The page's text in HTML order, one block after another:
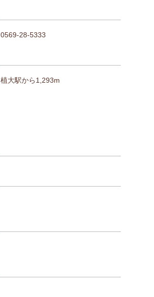
0569-28-5333
植大駅から1,293m